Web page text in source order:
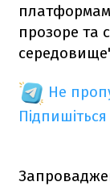
прозоре та
Не